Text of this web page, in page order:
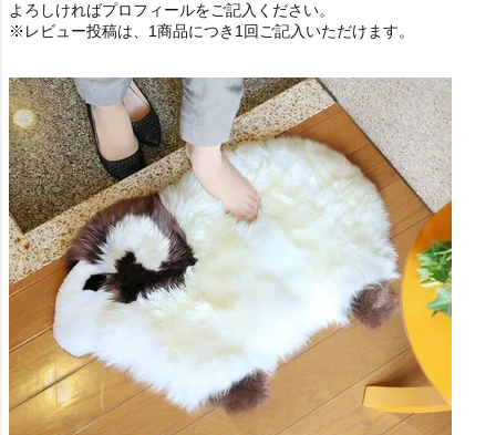
よろしければプロフィールをご記入ください。
※レビュー投稿は、1商品につき1回ご記入いただけます。